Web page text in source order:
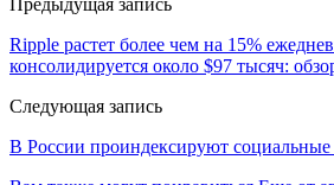
Ripple растет более чем на 15%
консолидируется около $97 тысяч:
Следующая запись
В России проиндексируют социальные